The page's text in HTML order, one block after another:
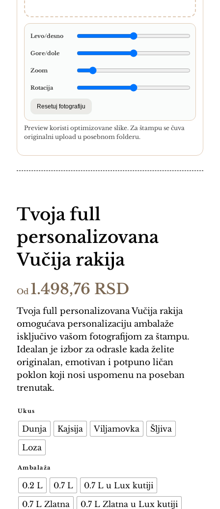
Levo/desno
Gore/dole
Zoom
Rotacija
Resetuj fotografiju
Preview koristi optimizovane slike. Za štampu se čuva
originalni upload u posebnom folderu.
Tvoja full
personalizovana
Vučija rakija
Od 1.498,76 RSD
Tvoja full personalizovana Vučija rakija
omogućava personalizaciju ambalaže
isključivo vašom fotografijom za štampu.
Idealan je izbor za odrasle kada želite
originalan, emotivan i potpuno ličan
poklon koji nosi uspomenu na poseban
trenutak.
Ukus
Dunja Kajsija Viljamovka
Šljiva
Loza
Ambalaža
0.2 L 0.7 L
0.7 L u Lux kutiji
0.7 L Zlatna
0.7 L Zlatna u Lux kutiji